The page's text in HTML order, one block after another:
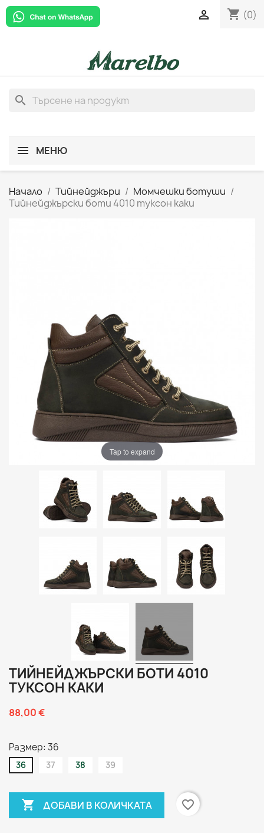
shopping_cart (0)

search
МЕНЮ
Начало Тийнейджъри
Момчешки ботуши
Тийнейджърски боти 4010 туксон каки
Tap to expand
ТИЙНЕЙДЖЪРСКИ БОТИ 4010
ТУКСОН КАКИ
88,00 €
Размер: 36
36 37 38 39
 ДОБАВИ В КОЛИЧКАТА favorite_border